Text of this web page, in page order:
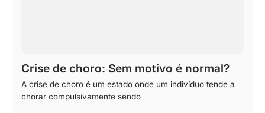
Crise de choro: Sem motivo é normal?
A crise de choro é um estado onde um indivíduo tende a
chorar compulsivamente sendo